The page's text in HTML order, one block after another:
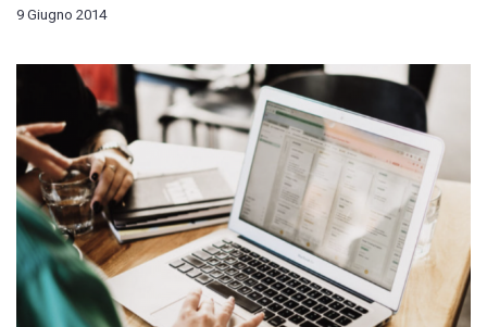
9 Giugno 2014